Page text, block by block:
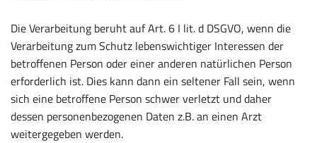
Die Verarbeitung beruht auf Art. 6 I lit. d DSGVO, wenn die
Verarbeitung zum Schutz lebenswichtiger Interessen der
betroffenen Person oder einer anderen natürlichen Person
erforderlich ist. Dies kann dann ein seltener Fall sein, wenn
sich eine betroffene Person schwer verletzt und daher
dessen personenbezogenen Daten z.B. an einen Arzt
weitergegeben werden.